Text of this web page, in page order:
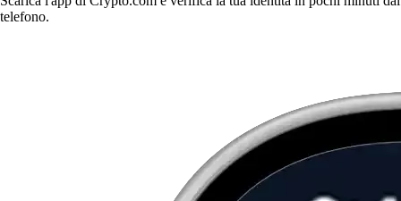
telefono.